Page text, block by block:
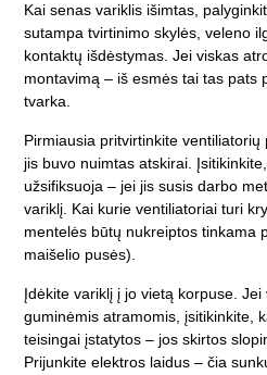
Kai senas variklis išimtas,
sutampa tvirtinimo skylės, veleno
kontaktų išdėstymas. Jei viskas
montavimą – iš esmės tai tas pats
tvarka.
Pirmiausia pritvirtinkite
jis buvo nuimtas atskirai.
užsifiksuoja – jei jis susis darbo
variklį. Kai kurie ventiliatoriai turi
mentelės būtų nukreiptos tinkama
maišelio pusės).
Įdėkite variklį į jo vietą korpuse.
guminėmis atramomis, įsitikinkite,
teisingai įstatytos – jos skirtos
Prijunkite elektros laidus – čia